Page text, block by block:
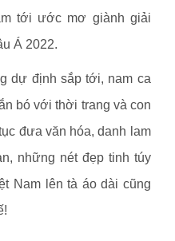
tới ước mơ giành giải
Á 2022.
dự định sắp tới, nam ca
bó với thời trang và con
đưa văn hóa, danh lam
những nét đẹp tinh túy
Nam lên tà áo dài cũng